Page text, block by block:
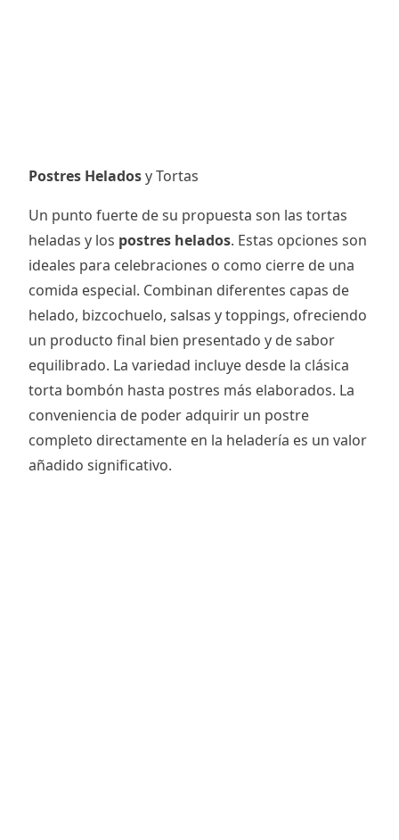
Postres Heladosy Tortas
Un punto fuerte de su propuesta son las tortas
heladas y los postres helados. Estas opciones son
ideales para celebraciones o como cierre de una
comida especial. Combinan diferentes capas de
helado, bizcochuelo, salsas y toppings, ofreciendo
un producto final bien presentado y de sabor
equilibrado. La variedad incluye desde la clásica
torta bombón hasta postres más elaborados. La
conveniencia de poder adquirir un postre
completo directamente en la heladería es un valor
añadido significativo.